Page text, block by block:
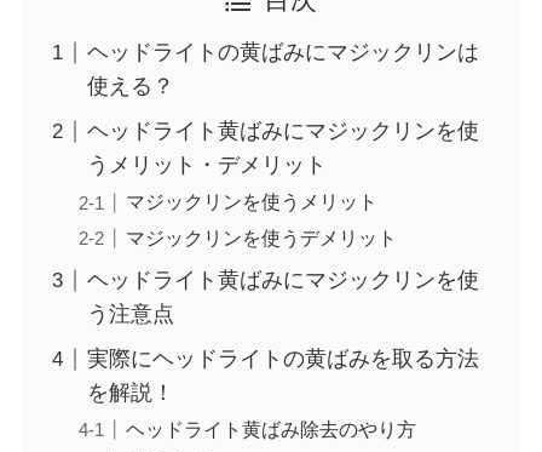
ヘッドライトの黄ばみにマジックリンは
使える？
ヘッドライト黄ばみにマジックリンを使
うメリット・デメリット
マジックリンを使うメリット
マジックリンを使うデメリット
ヘッドライト黄ばみにマジックリンを使
う注意点
実際にヘッドライトの黄ばみを取る方法
を解説！
ヘッドライト黄ばみ除去のやり方